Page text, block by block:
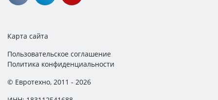
Карта сайта
Пользовательское соглашение
Политика конфиденциальности
© Евротехно, 2011 - 2026